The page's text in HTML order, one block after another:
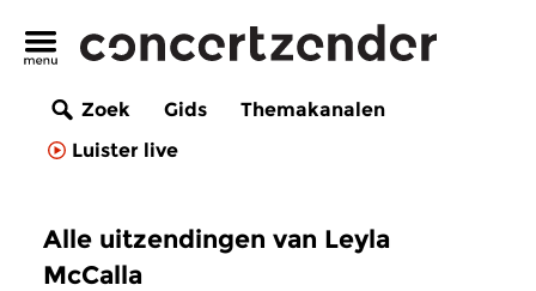
Zoek Gids
Themakanalen
Luister live
Alle uitzendingen van Leyla
McCalla